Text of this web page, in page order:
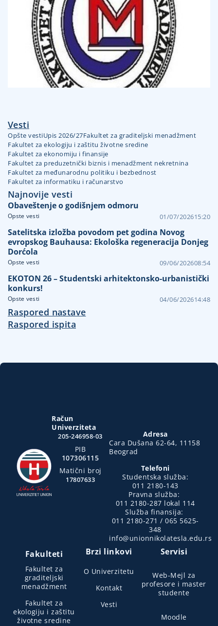
Vesti
Opšte vestiUpis 2026/27Fakultet za graditeljski menadžment
Fakultet za ekologiju i zaštitu životne sredine
Fakultet za ekonomiju i finansije
Fakultet za preduzetnički biznis i menadžment nekretnina
Fakultet za međunarodnu politiku i bezbednost
Fakultet za informatiku i računarstvo
Najnovije vesti
Obaveštenje o godišnjem odmoru
Opste vesti 01/07/202615:20
Satelitska izložba povodom pet godina Novog
evropskog Bauhausa: Ekološka regeneracija Donjeg
Dorćola
Opste vesti 09/06/202608:54
EKOTON 26 – Studentski arhitektonsko-urbanistički
konkurs!
Opste vesti 04/06/202614:48
Raspored nastave
Raspored ispita
Račun
Univerziteta
205-246958-03
PIB
107306115
Matični broj
17807633
Adresa
Cara Dušana 62-64, 11158
Beograd
Telefoni
Studentska služba:
011 2180-143
Pravna služba:
011 2180-287 lokal 114
Služba finansija:
011 2180-271 / 065 5625-
348
info@unionnikolatesla.edu.rs
Fakulteti
Fakultet za
graditeljski
menadžment
Fakultet za
ekologiju i zaštitu
životne sredine
Brzi linkovi
O Univerzitetu
Kontakt
Vesti
Servisi
Web-Mejl za
profesore i master
studente
Moodle